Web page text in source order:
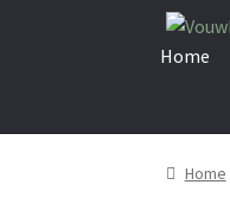
Ga
door
Ga
naar
Home
Home